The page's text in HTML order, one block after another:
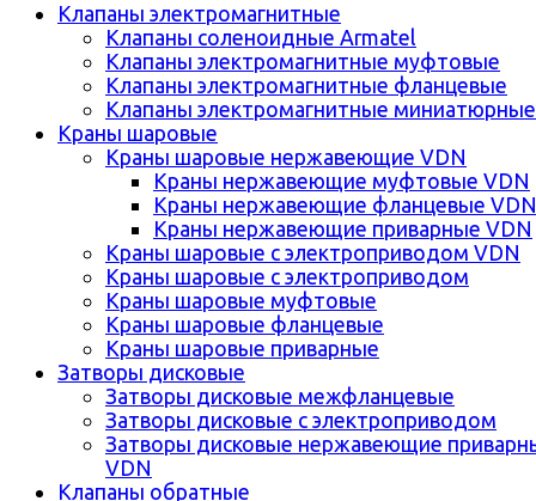
Клапаны электромагнитные
Клапаны соленоидные Armatel
Клапаны электромагнитные муфтовые
Клапаны электромагнитные фланцевые
Клапаны электромагнитные миниатюрные
Краны шаровые
Краны шаровые нержавеющие VDN
Краны нержавеющие муфтовые VDN
Краны нержавеющие фланцевые VDN
Краны нержавеющие приварные VDN
Краны шаровые с электроприводом VDN
Краны шаровые с электроприводом
Краны шаровые муфтовые
Краны шаровые фланцевые
Краны шаровые приварные
Затворы дисковые
Затворы дисковые межфланцевые
Затворы дисковые с электроприводом
Затворы дисковые нержавеющие
VDN
Клапаны обратные